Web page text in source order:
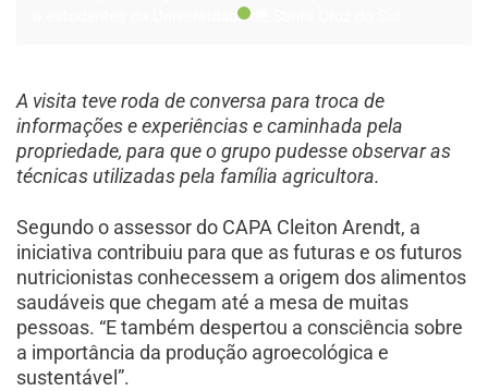
a estudantes da Universidade de Santa Cruz do Sul
A visita teve roda de conversa para troca de
informações e experiências e caminhada pela
propriedade, para que o grupo pudesse observar as
técnicas utilizadas pela família agricultora.
Segundo o assessor do CAPA Cleiton Arendt, a
iniciativa contribuiu para que as futuras e os futuros
nutricionistas conhecessem a origem dos alimentos
saudáveis que chegam até a mesa de muitas
pessoas. “E também despertou a consciência sobre
a importância da produção agroecológica e
sustentável”.